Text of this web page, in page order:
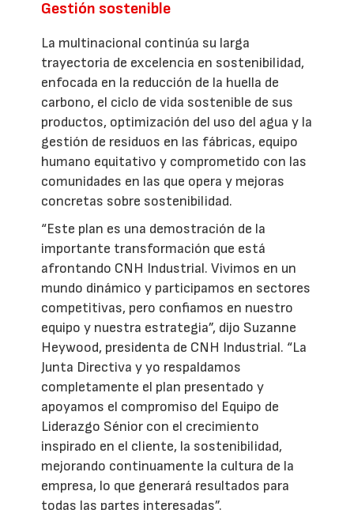
Gestión sostenible
La multinacional continúa su larga
trayectoria de excelencia en sostenibilidad,
enfocada en la reducción de la huella de
carbono, el ciclo de vida sostenible de sus
productos, optimización del uso del agua y la
gestión de residuos en las fábricas, equipo
humano equitativo y comprometido con las
comunidades en las que opera y mejoras
concretas sobre sostenibilidad.
“Este plan es una demostración de la
importante transformación que está
afrontando CNH Industrial. Vivimos en un
mundo dinámico y participamos en sectores
competitivas, pero confiamos en nuestro
equipo y nuestra estrategia”, dijo Suzanne
Heywood, presidenta de CNH Industrial. “La
Junta Directiva y yo respaldamos
completamente el plan presentado y
apoyamos el compromiso del Equipo de
Liderazgo Sénior con el crecimiento
inspirado en el cliente, la sostenibilidad,
mejorando continuamente la cultura de la
empresa, lo que generará resultados para
todas las partes interesadas”.